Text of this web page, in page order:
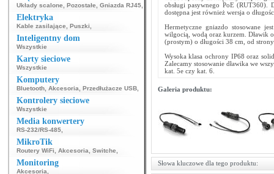
Układy scalone Pozostałe Gniazda RJ45
Elektryka
Kable zasilające Puszki
Inteligentny dom
Wszystkie
Karty sieciowe
Wszystkie
Komputery
Bluetooth Akcesoria Przedłużacze USB
Kontrolery sieciowe
Wszystkie
Media konwertery
RS-232/RS-485
MikroTik
Routery WiFi Akcesoria Switche
Monitoring
Akcesoria
obsługi pasywnego PoE (RUT360).
dostępna jest również wersja o
Hermetyczne gniazdo stosowane
wilgocią, wodą oraz kurzem. Dławik
(prostym) o długości 38 cm, od
Wysoka klasa ochrony IP68 oraz
Zalecamy stosowanie dławika we
kat. 5e czy kat. 6.
Galeria produktu:
Słowa kluczowe dla tego produktu: